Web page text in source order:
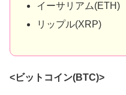
イーサリアム(ETH)
リップル(XRP)
<ビットコイン(BTC)>